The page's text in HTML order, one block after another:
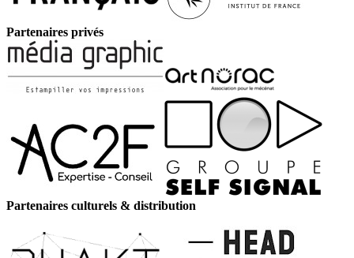
Partenaires privés
Partenaires culturels & distribution